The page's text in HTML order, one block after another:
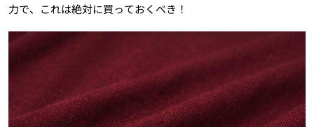
力で、これは絶対に買っておくべき！